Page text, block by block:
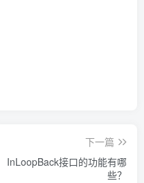
下一篇
InLoopBack接口的功能有哪
些？